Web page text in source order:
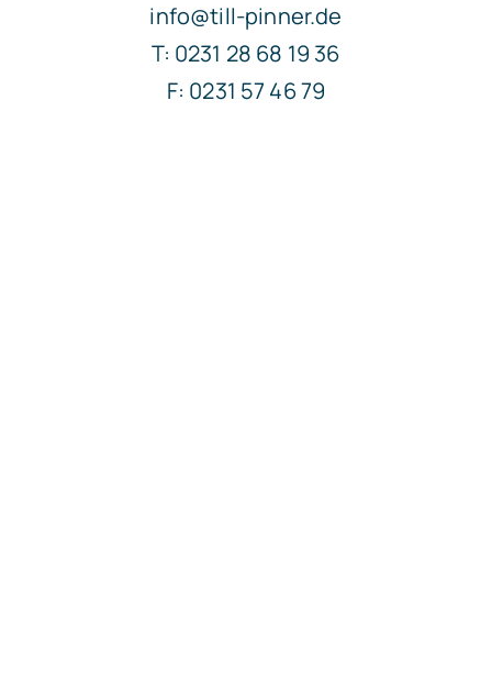
info@till-pinner.de
T: 0231 28 68 19 36
F: 0231 57 46 79